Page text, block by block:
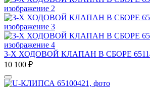
3-Х ХОДОВОЙ КЛАПАН В СБОРЕ
10 100 ₽